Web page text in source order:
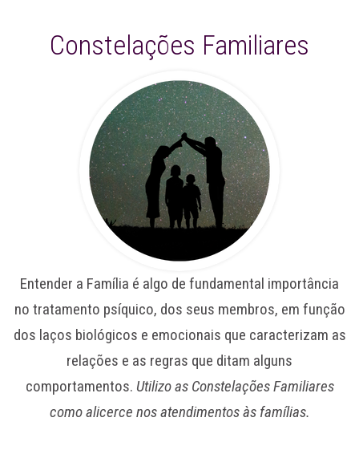
Constelações Familiares
Entender a Família é algo de fundamental importância
no tratamento psíquico, dos seus membros, em função
dos laços biológicos e emocionais que caracterizam as
relações e as regras que ditam alguns
comportamentos. Utilizo as Constelações Familiares
como alicerce nos atendimentos às famílias.